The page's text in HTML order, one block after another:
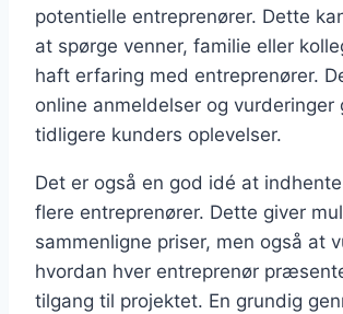
potentielle entreprenører. Dette
at spørge venner, familie eller
haft erfaring med entreprenører.
online anmeldelser og vurderinger
tidligere kunders oplevelser.
Det er også en god idé at
flere entreprenører. Dette giver
sammenligne priser, men også at
hvordan hver entreprenør
tilgang til projektet. En grundig